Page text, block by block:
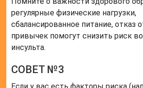
регулярные физические нагрузки,
сбалансированное питание, отказ
привычек помогут снизить риск
инсульта.
СОВЕТ №3